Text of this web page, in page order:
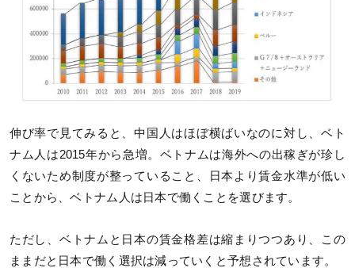
伸び率で見てみると、中国人はほぼ横ばいなのに対し、ベト
ナム人は2015年から急増。ベトナムは海外への出稼ぎが珍し
くないため制度が整っていること、日本より賃金水準が低い
ことから、ベトナム人は日本で働くことを選びます。
ただし、ベトナムと日本の賃金格差は縮まりつつあり、この
ままだと日本で働く選択は減っていくと予想されています。